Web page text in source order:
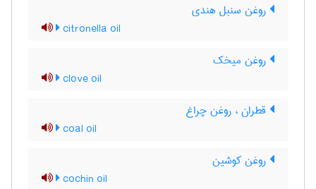
روغن سنبل هندی
citronella oil
روغن میخک
clove oil
قطران ، روغن چراغ
coal oil
روغن کوشین
cochin oil